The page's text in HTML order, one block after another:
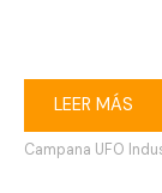
LEER MÁS
Campana UFO